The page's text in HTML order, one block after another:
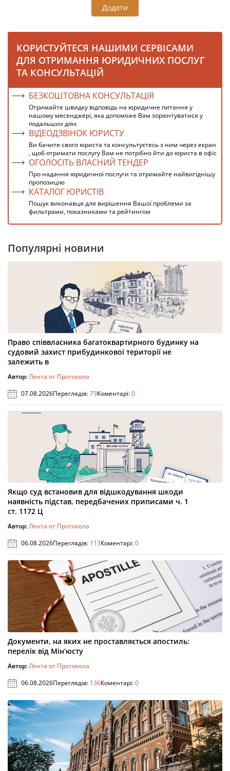
Додати
КОРИСТУЙТЕСЯ НАШИМИ СЕРВІСАМИ
ДЛЯ ОТРИМАННЯ ЮРИДИЧНИХ ПОСЛУГ
ТА КОНСУЛЬТАЦІЙ
БЕЗКОШТОВНА КОНСУЛЬТАЦІЯ
Отримайте швидку відповідь на юридичне питання у
нашому месенджері, яка допоможе Вам зорієнтуватися у
подальших діях
ВІДЕОДЗВІНОК ЮРИСТУ
Ви бачите свого юриста та консультуєтесь з ним через екран
, щоб отримати послугу Вам не потрібно йти до юриста в офіс
ОГОЛОСІТЬ ВЛАСНИЙ ТЕНДЕР
Про надання юридичної послуги та отримайте найвигіднішу
пропозицію
КАТАЛОГ ЮРИСТІВ
Пошук виконавця для вирішення Вашої проблеми за
фильтрами, показниками та рейтингом
Популярні новини
Право співвласника багатоквартирного будинку на
судовий захист прибудинкової території не
залежить в
Автор:Лента от Протокола
07.08.2026Переглядів:73Коментарі:0
Якщо суд встановив для відшкодування шкоди
наявність підстав, передбачених приписами ч. 1
ст. 1172 Ц
Автор:Лента от Протокола
06.08.2026Переглядів: 113Коментарі:0
Документи, на яких не проставляється апостиль:
перелік від Мін’юсту
Автор:Лента от Протокола
06.08.2026Переглядів: 136Коментарі:0